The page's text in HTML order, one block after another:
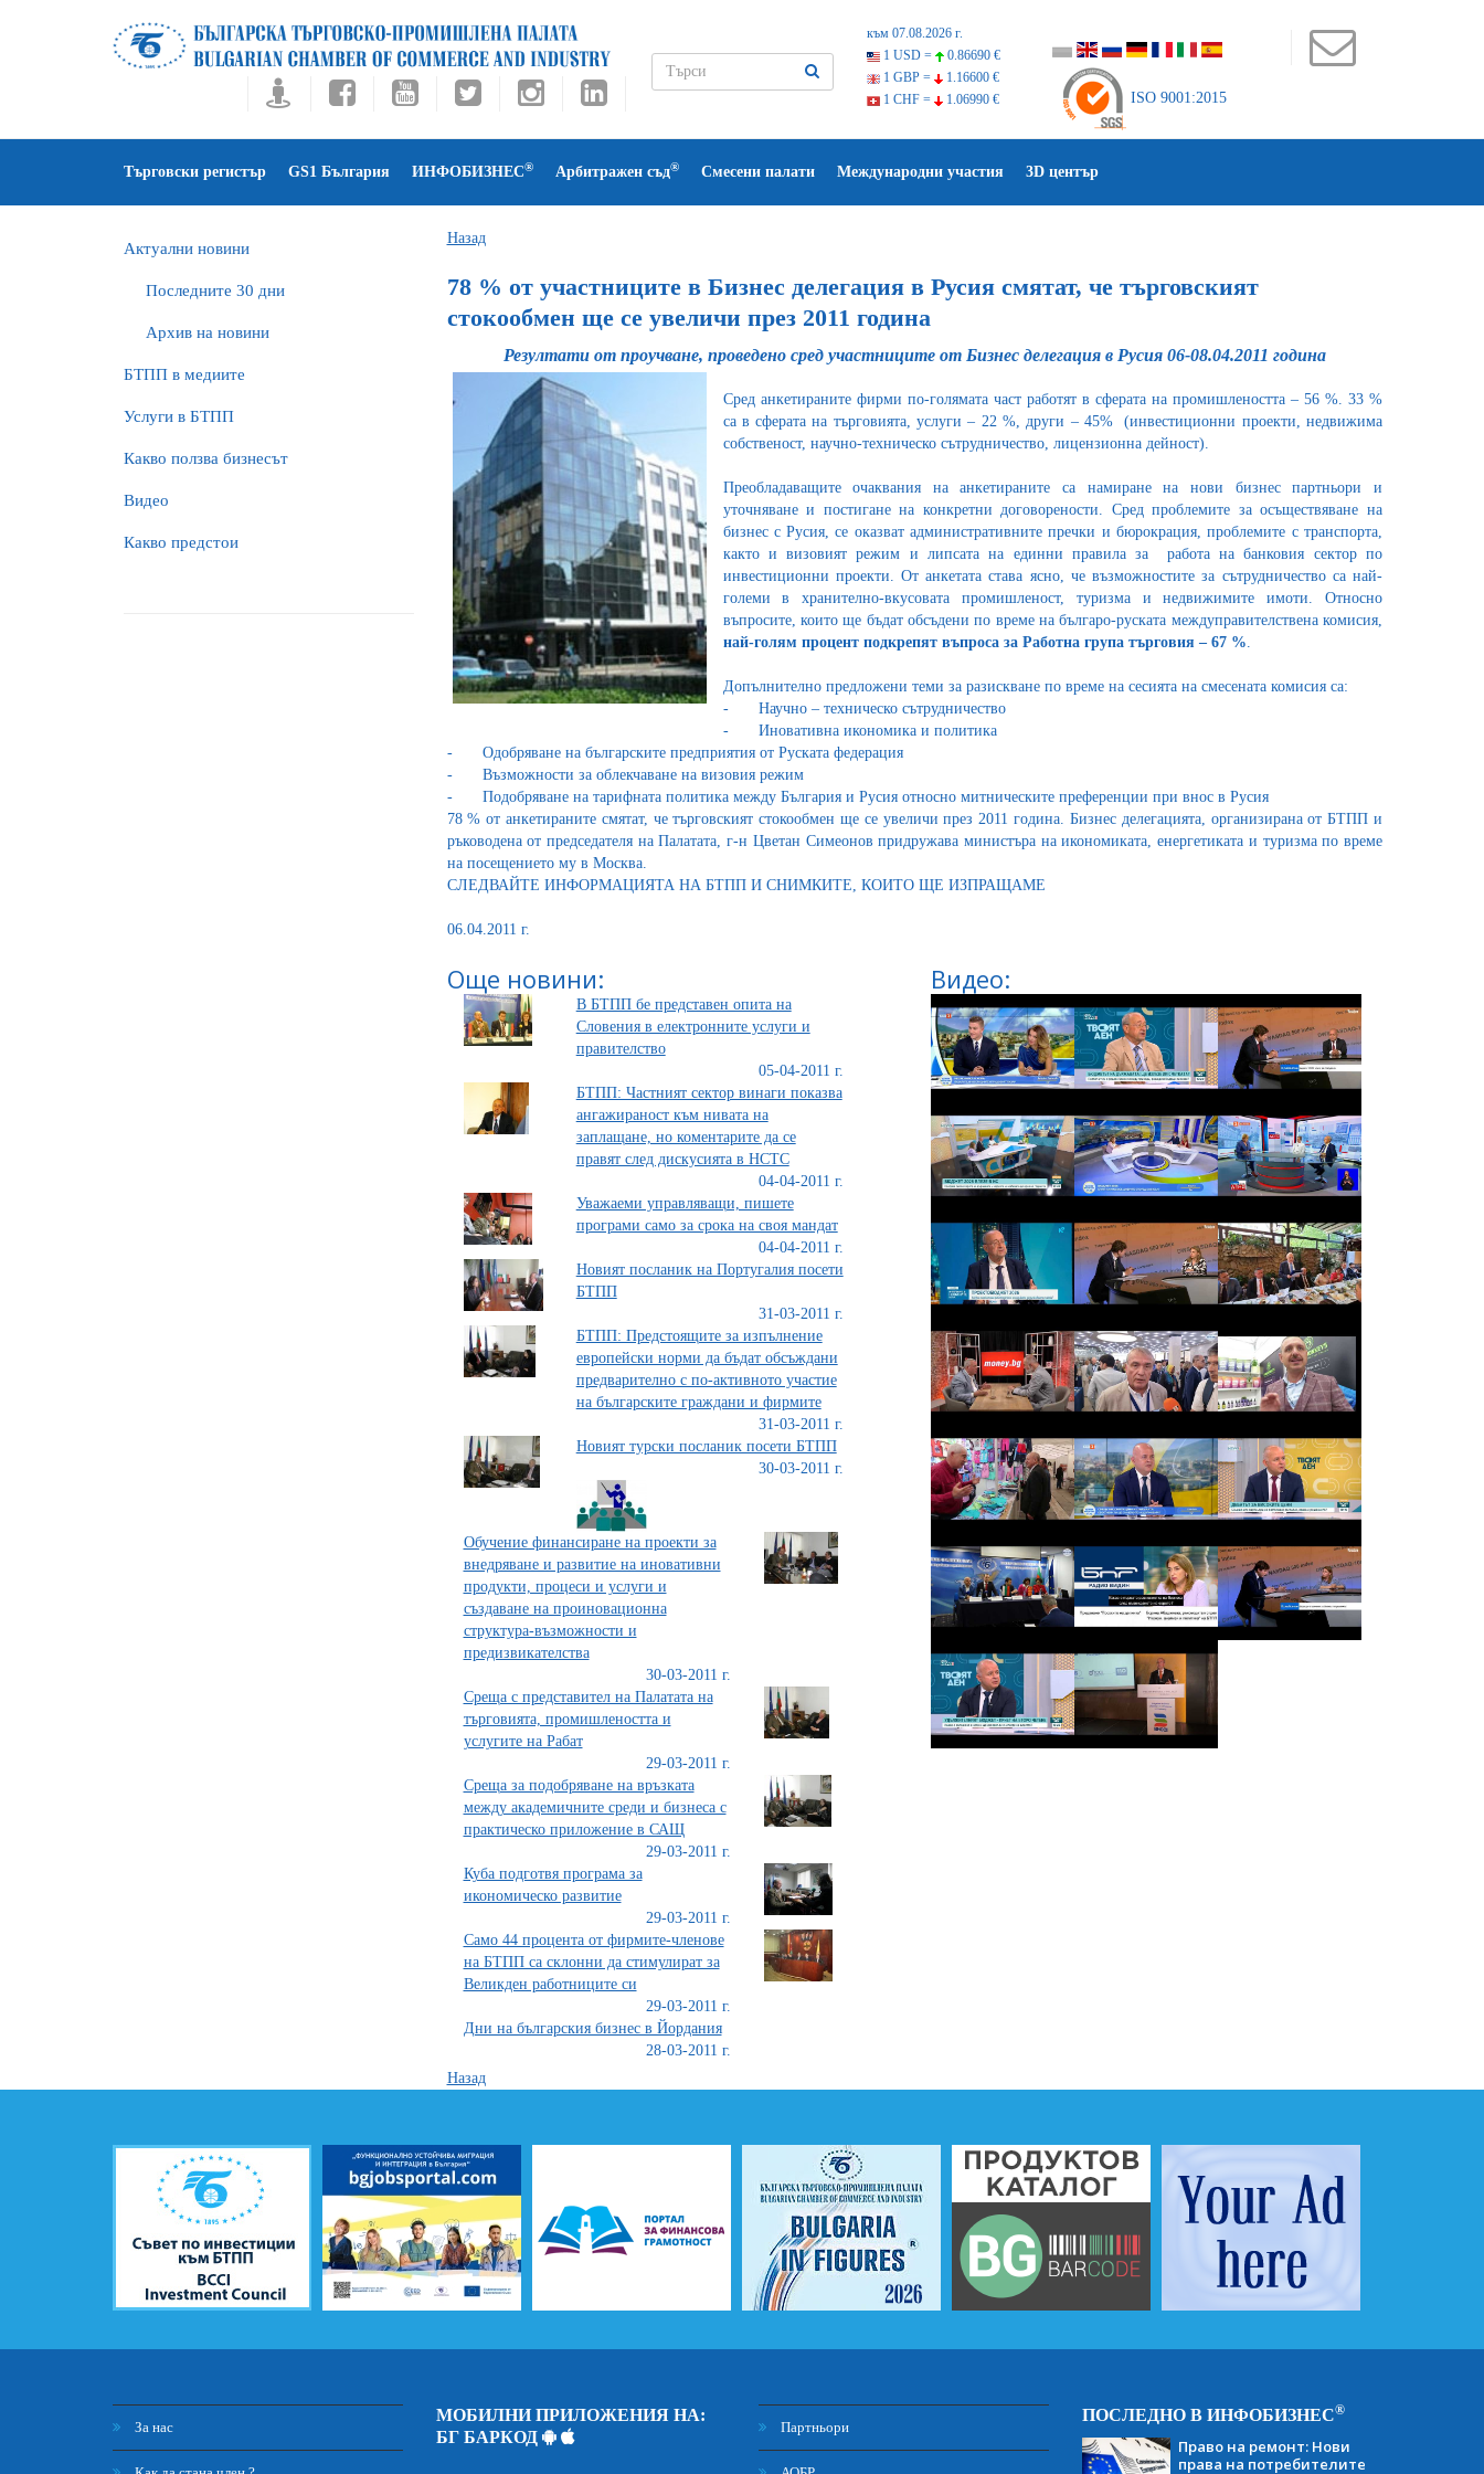
към 07.08.2026 г.
1 USD =
0.86690 €
1 GBP =
1.16600 €
1 CHF =
1.06990 € ISO 9001:2015
Търговски регистър GS1 България ИНФОБИЗНЕС® Арбитражен съд® Смесени палати Международни участия 3D център
Актуални новини
Последните 30 дни
Архив на новини
БTПП в медиите
Услуги в БТПП
Какво ползва бизнесът
Видео
Какво предстои
Назад
78 % от участниците в Бизнес делегация в Русия смятат, че търговският
стокообмен ще се увеличи през 2011 година
Резултати от проучване, проведено сред участниците от Бизнес делегация в Русия 06-08.04.2011 година
Сред анкетираните фирми по-голямата част работят в сферата на промишлеността – 56 %. 33 %
са в сферата на търговията, услуги – 22 %, други – 45% (инвестиционни проекти, недвижима
собственост, научно-техническо сътрудничество, лицензионна дейност).
Преобладаващите очаквания на анкетираните са намиране на нови бизнес партньори и
уточняване и постигане на конкретни договорености. Сред проблемите за осъществяване на
бизнес с Русия, се оказват административните пречки и бюрокрация, проблемите с транспорта,
както и визовият режим и липсата на единни правила за работа на банковия сектор по
инвестиционни проекти. От анкетата става ясно, че възможностите за сътрудничество са най-
големи в хранително-вкусовата промишленост, туризма и недвижимите имоти. Относно
въпросите, които ще бъдат обсъдени по време на българо-руската междуправителствена комисия,
най-голям процент подкрепят въпроса за Работна група търговия – 67 %.
Допълнително предложени теми за разискване по време на сесията на смесената комисия са:
-
Научно – техническо сътрудничество
-
Иновативна икономика и политика
-
Одобряване на българските предприятия от Руската федерация
-
Възможности за облекчаване на визовия режим
-
Подобряване на тарифната политика между България и Русия относно митническите преференции при внос в Русия
78 % от анкетираните смятат, че търговският стокообмен ще се увеличи през 2011 година. Бизнес делегацията, организирана от БТПП и
ръководена от председателя на Палатата, г-н Цветан Симеонов придружава министъра на икономиката, енергетиката и туризма по време
на посещението му в Москва.
СЛЕДВАЙТЕ ИНФОРМАЦИЯТА НА БТПП И СНИМКИТЕ, КОИТО ЩЕ ИЗПРАЩАМЕ
06.04.2011 г.
Още новини:
В БТПП бе представен опита на
Словения в електронните услуги и
правителство
05-04-2011 г.
БТПП: Частният сектор винаги показва
ангажираност към нивата на
заплащане, но коментарите да се
правят след дискусията в НСТС
04-04-2011 г.
Уважаеми управляващи, пишете
програми само за срока на своя мандат
04-04-2011 г.
Новият посланик на Португалия посети
БТПП
31-03-2011 г.
БТПП: Предстоящите за изпълнение
европейски норми да бъдат обсъждани
предварително с по-активното участие
на българските граждани и фирмите
31-03-2011 г.
Новият турски посланик посети БТПП
30-03-2011 г.
Обучение финансиране на проекти за
внедряване и развитие на иновативни
продукти, процеси и услуги и
създаване на проиновационна
структура-възможности и
предизвикателства
30-03-2011 г.
Среща с представител на Палатата на
търговията, промишлеността и
услугитe на Рабат
29-03-2011 г.
Среща за подобряване на връзката
между академичните среди и бизнеса с
практическо приложение в САЩ
29-03-2011 г.
Куба подготвя програма за
икономическо развитие
29-03-2011 г.
Само 44 процента от фирмите-членове
на БТПП са склонни да стимулират за
Великден работниците си
29-03-2011 г.
Дни на българския бизнес в Йордания
28-03-2011 г.
Видео:
Назад
За нас
МОБИЛНИ ПРИЛОЖЕНИЯ НА:
БГ БАРКОД
Партньори
ПОСЛЕДНО В ИНФОБИЗНЕС®
Право на ремонт: Нови
права на потребителите